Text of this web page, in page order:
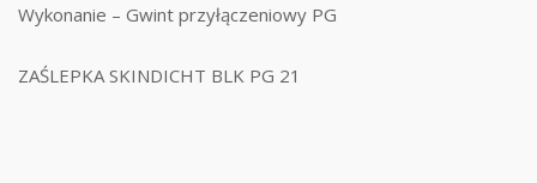
Wykonanie – Gwint przyłączeniowy PG
ZAŚLEPKA SKINDICHT BLK PG 21